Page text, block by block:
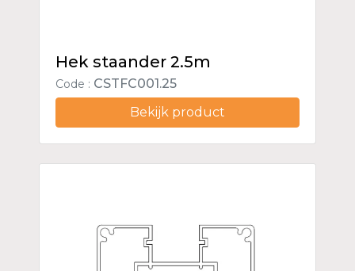
Hek staander 2.5m
Code : CSTFC001.25
Bekijk product